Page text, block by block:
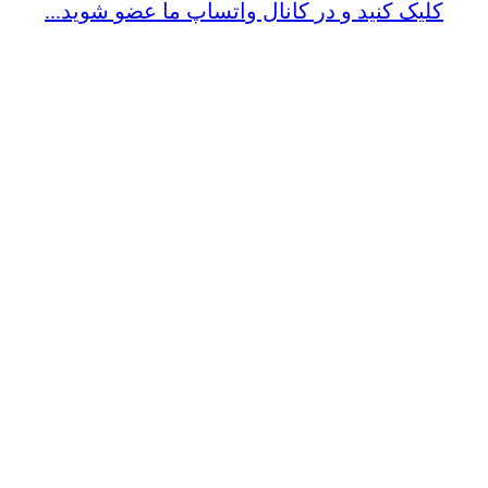
کلیک کنید و در کانال واتساپ ما عضو شوید...